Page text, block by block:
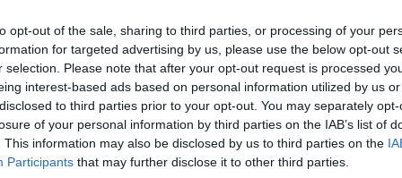
opt-out of the sale, sharing to third parties, or processing of your
for targeted advertising by us, please use the below opt-out
selection. Please note that after your opt-out request is processed
interest-based ads based on personal information utilized by us
to third parties prior to your opt-out. You may separately
of your personal information by third parties on the IAB’s list of
This information may also be disclosed by us to third parties on the
Participants that may further disclose it to other third parties.
su se tipovi često pojavljivali u mojim noćnim morama i
u Stormhill Evergaolu na početku igre. Još uvijek
u svojim napadima zbog čega mi ih je jako
Engvall, moja trenutno omiljena spužva za upijanje štete.
Ratnikom, ali čim mu zdravlje padne na pola, Vitez
dokrajčiti Nezakonitog Ratnika prije nego što nas je Vitez
neprijatelja istovremeno.